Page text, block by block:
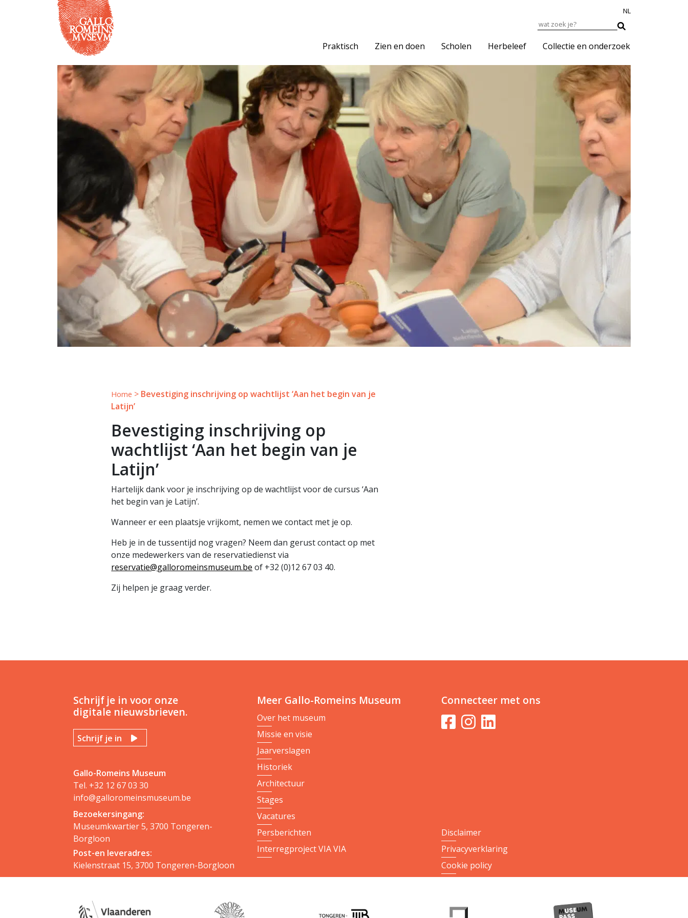
Praktisch Zien en doen Scholen Herbeleef Collectie en onderzoek
NL
Home > Bevestiging inschrijving op wachtlijst ‘Aan het begin van je
Latijn’
Bevestiging inschrijving op
wachtlijst ‘Aan het begin van je
Latijn’
Hartelijk dank voor je inschrijving op de wachtlijst voor de cursus ‘Aan
het begin van je Latijn’.
Wanneer er een plaatsje vrijkomt, nemen we contact met je op.
Heb je in de tussentijd nog vragen? Neem dan gerust contact op met
onze medewerkers van de reservatiedienst via
reservatie@galloromeinsmuseum.be of +32 (0)12 67 03 40.
Zij helpen je graag verder.
Schrijf je in voor onze
digitale nieuwsbrieven.
Schrijf je in
Gallo-Romeins Museum
Tel. +32 12 67 03 30
info@galloromeinsmuseum.be
Bezoekersingang:
Museumkwartier 5, 3700 Tongeren-
Borgloon
Post-en leveradres:
Kielenstraat 15, 3700 Tongeren-Borgloon
Meer Gallo-Romeins Museum
Over het museum
Missie en visie
Jaarverslagen
Historiek
Architectuur
Stages
Vacatures
Persberichten
Interregproject VIA VIA
Connecteer met ons
Disclaimer
Privacyverklaring
Cookie policy